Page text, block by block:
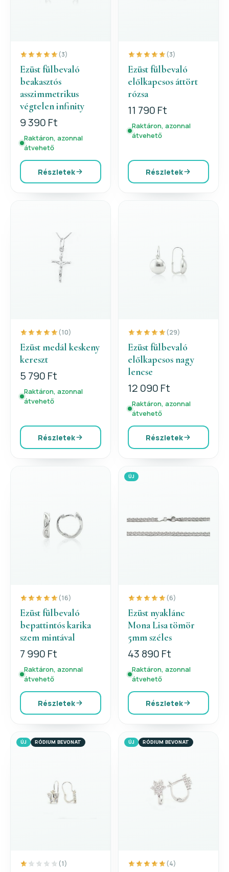
(3)
Ezüst fülbevaló
beakasztós
asszimmetrikus
végtelen infinity
9 390 Ft
Raktáron, azonnal
átvehető
Részletek
(3)
Ezüst fülbevaló
előlkapcsos áttört
rózsa
11 790 Ft
Raktáron, azonnal
átvehető
Részletek
(10)
Ezüst medál keskeny
kereszt
5 790 Ft
Raktáron, azonnal
átvehető
Részletek
(29)
Ezüst fülbevaló
előlkapcsos nagy
lencse
12 090 Ft
Raktáron, azonnal
átvehető
Részletek
(16)
Ezüst fülbevaló
bepattintós karika
szem mintával
7 990 Ft
Raktáron, azonnal
átvehető
Részletek
ÚJ
(6)
Ezüst nyaklánc
Mona Lisa tömör
5mm széles
43 890 Ft
Raktáron, azonnal
átvehető
Részletek
ÚJ RÓDIUM BEVONAT
(1)
ÚJ RÓDIUM BEVONAT
(4)